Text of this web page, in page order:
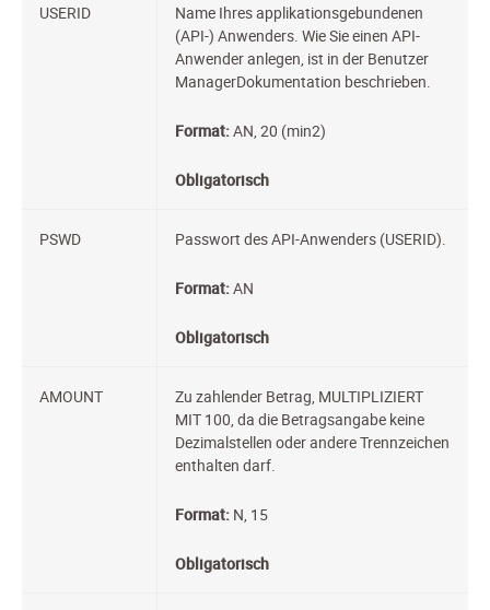
USERID
Name Ihres applikationsgebundenen
(API-) Anwenders. Wie Sie einen API-
Anwender anlegen, ist in der Benutzer
ManagerDokumentation beschrieben.
Format:AN, 20 (min2)
Obligatorisch
PSWD Passwort des API-Anwenders (USERID).
Format:AN
Obligatorisch
AMOUNT
Zu zahlender Betrag, MULTIPLIZIERT
MIT 100, da die Betragsangabe keine
Dezimalstellen oder andere Trennzeichen
enthalten darf.
Format: N, 15
Obligatorisch